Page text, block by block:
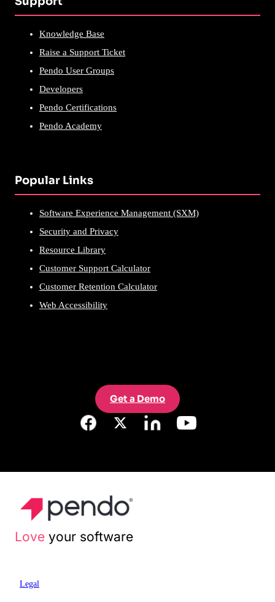
Knowledge Base
Raise a Support Ticket
Pendo User Groups
Developers
Pendo Certifications
Pendo Academy
Popular Links
Software Experience Management (SXM)
Security and Privacy
Resource Library
Customer Support Calculator
Customer Retention Calculator
Web Accessibility
Get a Demo
Love your software
Legal